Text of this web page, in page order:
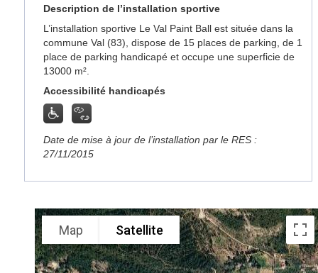
Description de l’installation sportive
L’installation sportive Le Val Paint Ball est située dans la
commune Val (83), dispose de 15 places de parking, de 1
place de parking handicapé et occupe une superficie de
13000 m².
Accessibilité handicapés
Date de mise à jour de l’installation par le RES :
27/11/2015
Map Satellite